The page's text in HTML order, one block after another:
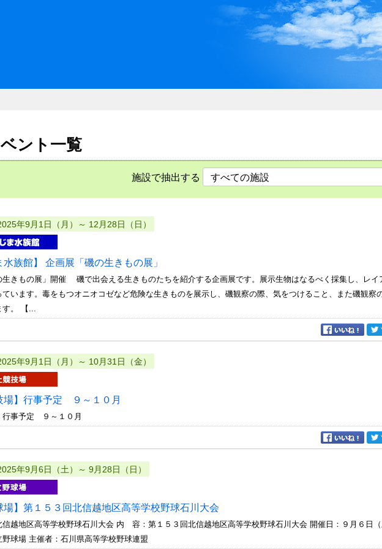
県県民ふれあい公社 いしかわおでかけ
ント一覧
施設で抽出する
年9月1日（月）～ 12月28日（日）
水族館】 企画展「磯の生きもの展」
生きもの展」開催 磯で出会える生きものたちを紹介する企画展です。展示生物はなるべく採集し、レイ
ています。毒をもつオニオコゼなど危険な生きものを展示し、磯観察の際、気をつけること、また磯観察
す。 【...
年9月1日（月）～ 10月31日（金）
場】行事予定 ９～１０月
事予定 ９～１０月
年9月6日（土）～ 9月28日（日）
場】第１５３回北信越地区高等学校野球石川大会
信越地区高等学校野球石川大会 内 容：第１５３回北信越地区高等学校野球石川大会 開催日：９月６日（
球場 主催者：石川県高等学校野球連盟